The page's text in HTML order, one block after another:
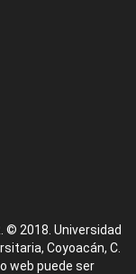
© 2018. Universidad
Coyoacán, C.
web puede ser